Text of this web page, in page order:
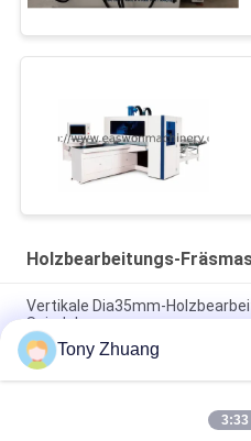
Holzbearbeitungs-
Vertikale Dia35mm-
Spindel
Doppelt-Spindel-
Dia35mm MX5317
MZ7221D 2 Spindel-
Tony Zhuang
3:33